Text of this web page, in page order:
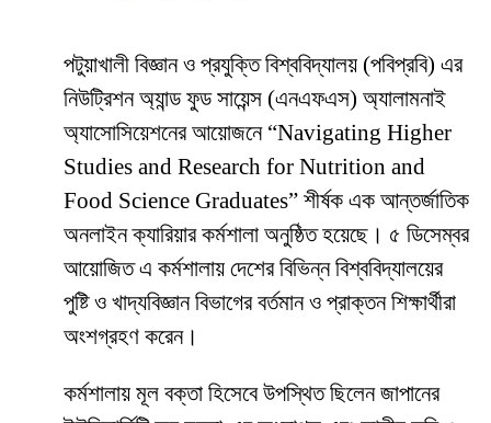
পটুয়াখালী বিজ্ঞান ও প্রযুক্তি বিশ্ববিদ্যালয় (পবিপ্রবি) এর
নিউট্রিশন অ্যান্ড ফুড সায়েন্স (এনএফএস) অ্যালামনাই
অ্যাসোসিয়েশনের আয়োজনে “Navigating Higher
Studies and Research for Nutrition and
Food Science Graduates” শীর্ষক এক আন্তর্জাতিক
অনলাইন ক্যারিয়ার কর্মশালা অনুষ্ঠিত হয়েছে। ৫ ডিসেম্বর
আয়োজিত এ কর্মশালায় দেশের বিভিন্ন বিশ্ববিদ্যালয়ের
পুষ্টি ও খাদ্যবিজ্ঞান বিভাগের বর্তমান ও প্রাক্তন শিক্ষার্থীরা
অংশগ্রহণ করেন।
কর্মশালায় মূল বক্তা হিসেবে উপস্থিত ছিলেন জাপানের